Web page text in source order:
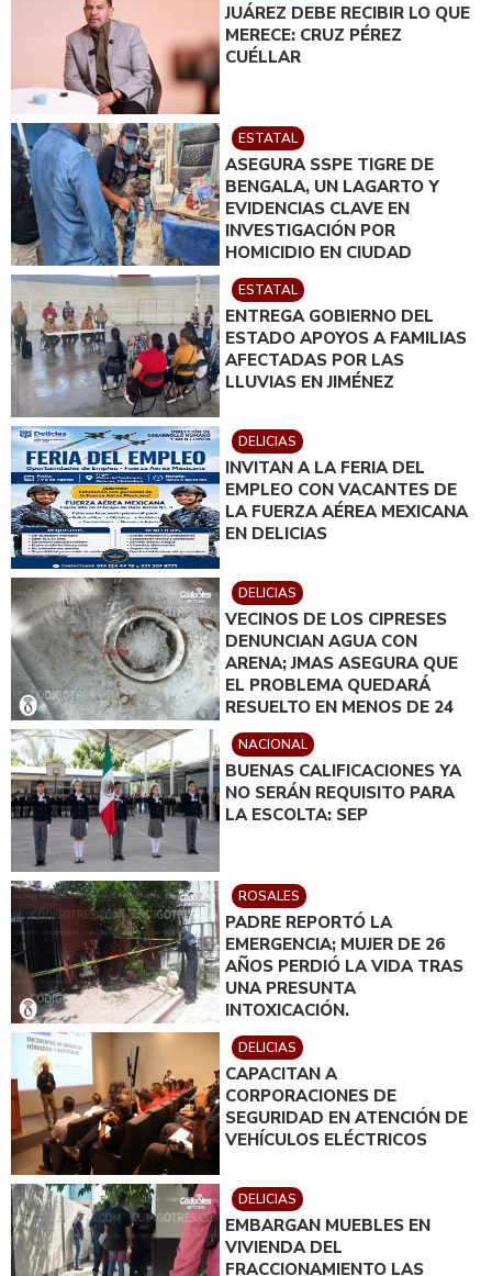
JUÁREZ DEBE RECIBIR LO QUE
MERECE: CRUZ PÉREZ
CUÉLLAR
ESTATAL
ASEGURA SSPE TIGRE DE
BENGALA, UN LAGARTO Y
EVIDENCIAS CLAVE EN
INVESTIGACIÓN POR
HOMICIDIO EN CIUDAD
JUÁREZ; EN CATEO
INSTRUIDO POR GILBERTO
LOYA
ESTATAL
ENTREGA GOBIERNO DEL
ESTADO APOYOS A FAMILIAS
AFECTADAS POR LAS
LLUVIAS EN JIMÉNEZ
DELICIAS
INVITAN A LA FERIA DEL
EMPLEO CON VACANTES DE
LA FUERZA AÉREA MEXICANA
EN DELICIAS
DELICIAS
VECINOS DE LOS CIPRESES
DENUNCIAN AGUA CON
ARENA; JMAS ASEGURA QUE
EL PROBLEMA QUEDARÁ
RESUELTO EN MENOS DE 24
HORAS
NACIONAL
BUENAS CALIFICACIONES YA
NO SERÁN REQUISITO PARA
LA ESCOLTA: SEP
ROSALES
PADRE REPORTÓ LA
EMERGENCIA; MUJER DE 26
AÑOS PERDIÓ LA VIDA TRAS
UNA PRESUNTA
INTOXICACIÓN.
DELICIAS
CAPACITAN A
CORPORACIONES DE
SEGURIDAD EN ATENCIÓN DE
VEHÍCULOS ELÉCTRICOS
DELICIAS
EMBARGAN MUEBLES EN
VIVIENDA DEL
FRACCIONAMIENTO LAS